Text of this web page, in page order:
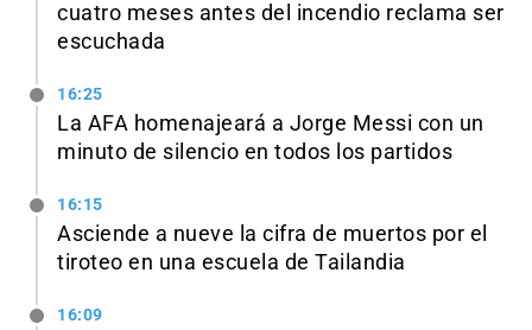
cuatro meses antes del incendio reclama ser
escuchada
16:25
La AFA homenajeará a Jorge Messi con un
minuto de silencio en todos los partidos
16:15
Asciende a nueve la cifra de muertos por el
tiroteo en una escuela de Tailandia
16:09